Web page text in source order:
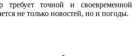
требует точной и своевременной
не только новостей, но и погоды.